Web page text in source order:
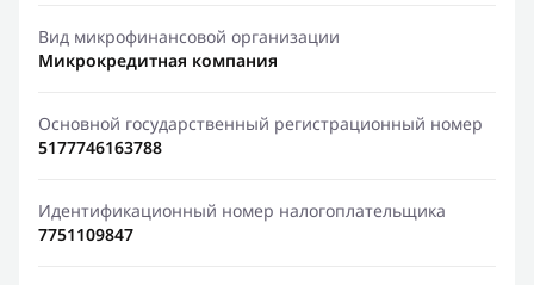
Вид микрофинансовой организации
Микрокредитная компания
Основной государственный регистрационный номер
5177746163788
Идентификационный номер налогоплательщика
7751109847